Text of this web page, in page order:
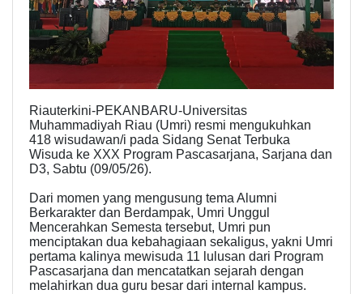
Riauterkini-PEKANBARU-Universitas
Muhammadiyah Riau (Umri) resmi mengukuhkan
418 wisudawan/i pada Sidang Senat Terbuka
Wisuda ke XXX Program Pascasarjana, Sarjana dan
D3, Sabtu (09/05/26).
Dari momen yang mengusung tema Alumni
Berkarakter dan Berdampak, Umri Unggul
Mencerahkan Semesta tersebut, Umri pun
menciptakan dua kebahagiaan sekaligus, yakni Umri
pertama kalinya mewisuda 11 lulusan dari Program
Pascasarjana dan mencatatkan sejarah dengan
melahirkan dua guru besar dari internal kampus.